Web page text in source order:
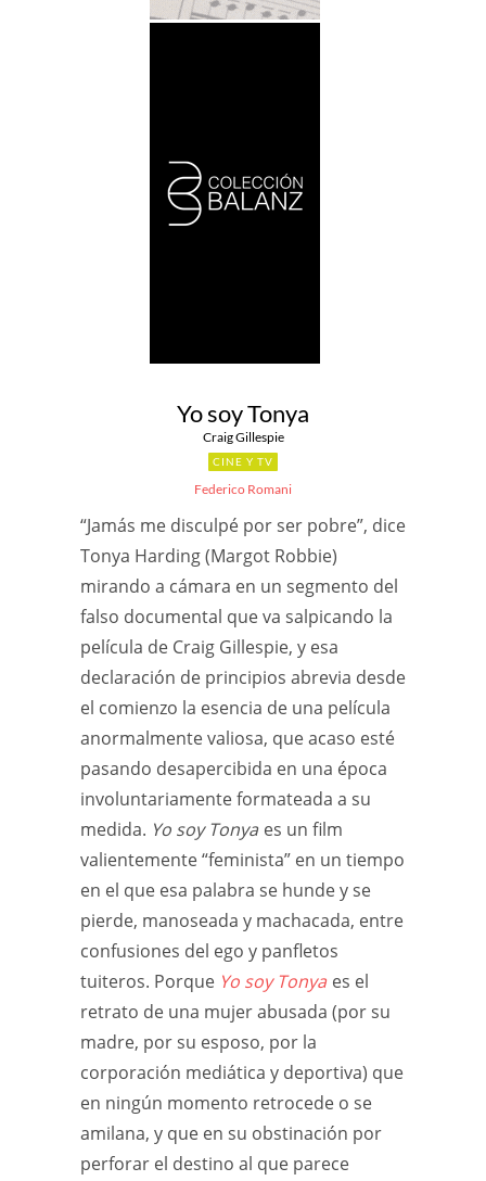
Yo soy Tonya
Craig Gillespie
CINE Y TV
Federico Romani
“Jamás me disculpé por ser pobre”, dice
Tonya Harding (Margot Robbie)
mirando a cámara en un segmento del
falso documental que va salpicando la
película de Craig Gillespie, y esa
declaración de principios abrevia desde
el comienzo la esencia de una película
anormalmente valiosa, que acaso esté
pasando desapercibida en una época
involuntariamente formateada a su
medida. Yo soy Tonya es un film
valientemente “feminista” en un tiempo
en el que esa palabra se hunde y se
pierde, manoseada y machacada, entre
confusiones del ego y panfletos
tuiteros. Porque Yo soy Tonya es el
retrato de una mujer abusada (por su
madre, por su esposo, por la
corporación mediática y deportiva) que
en ningún momento retrocede o se
amilana, y que en su obstinación por
perforar el destino al que parece